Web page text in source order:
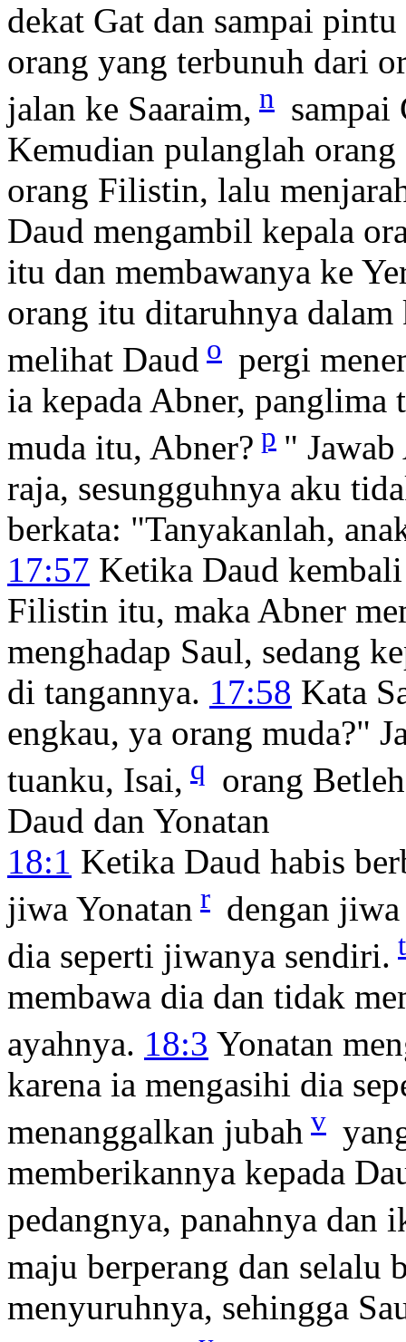
dekat Gat dan sampai
orang yang terbunuh dari
jalan ke Saaraim, n sampai
Kemudian pulanglah orang
orang Filistin, lalu
Daud mengambil kepala
itu dan membawanya ke
orang itu ditaruhnya
melihat Daud o pergi
ia kepada Abner, panglima
muda itu, Abner? p "
raja, sesungguhnya aku
berkata: "Tanyakanlah,
17:57 Ketika Daud
Filistin itu, maka Abner
menghadap Saul, sedang
di tangannya. 17:58 Kata
engkau, ya orang muda?"
tuanku, Isai, q orang
Daud dan Yonatan
18:1 Ketika Daud habis
jiwa Yonatan r dengan
dia seperti jiwanya sendiri. t
membawa dia dan tidak
ayahnya. 18:3 Yonatan
karena ia mengasihi dia
menanggalkan jubah v
memberikannya kepada
pedangnya, panahnya dan
maju berperang dan selalu
menyuruhnya, sehingga